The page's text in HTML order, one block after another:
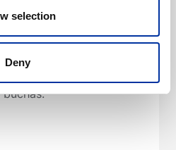
selection
Deny
alto
As correntes
graxa são